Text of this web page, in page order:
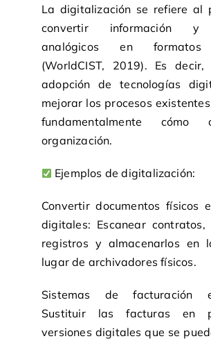
La digitalización se refiere al
convertir información y
analógicos en formatos
(WorldCIST, 2019). Es decir,
adopción de tecnologías
mejorar los procesos
fundamentalmente
organización.
Ejemplos de digitalización:
Convertir documentos físicos
digitales: Escanear
registros y almacenarlos en
lugar de archivadores físicos.
Sistemas de facturación
Sustituir las facturas en
versiones digitales que se